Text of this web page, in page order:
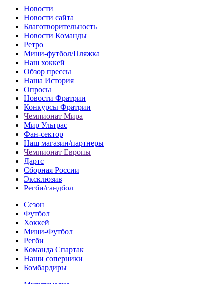
Новости
Новости сайта
Благотворительность
Новости Команды
Ретро
Мини-футбол/Пляжка
Наш хоккей
Обзор прессы
Наша История
Опросы
Новости Фратрии
Конкурсы Фратрии
Чемпионат Мира
Мир Ультрас
Фан-cектор
Наш магазин/партнеры
Чемпионат Европы
Дартс
Сборная России
Эксклюзив
Регби/гандбол
Сезон
Футбол
Хоккей
Мини-Футбол
Регби
Команда Спартак
Наши соперники
Бомбардиры